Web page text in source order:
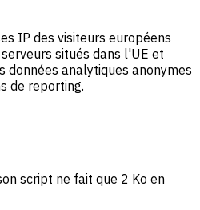
IP des visiteurs européens
situés dans l'UE et
données analytiques anonymes
de reporting.
script ne fait que 2 Ko en